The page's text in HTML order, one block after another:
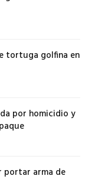
tortuga golfina en
por homicidio y
portar arma de